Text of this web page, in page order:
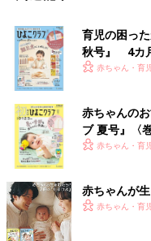
育児の困っ
秋号』 4カ
いっぱい！
赤ちゃん・育
赤ちゃんの
ブ 夏号』〈
く！ おっぱ
赤ちゃん・育
赤ちゃんが
赤ちゃん・育